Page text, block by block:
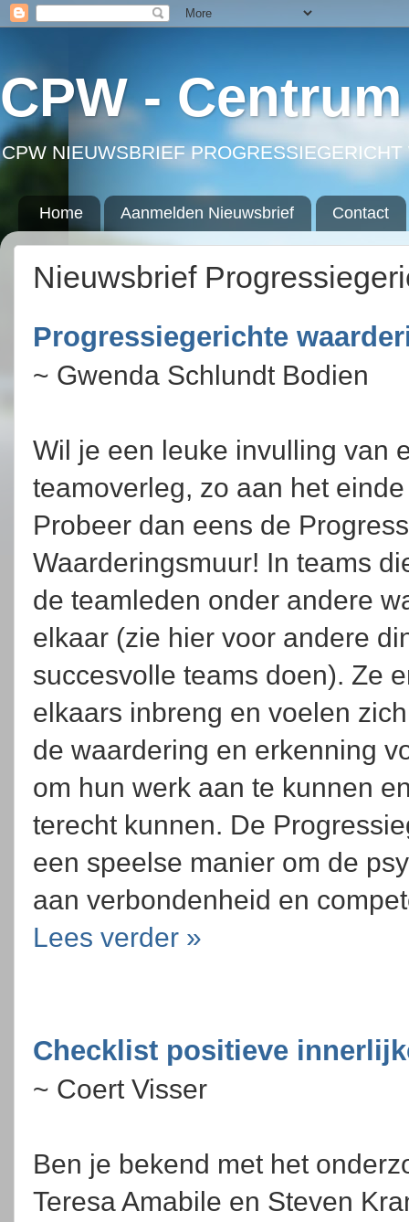
CPW -
CPW NIEUWSBRIEF
Home Aanmelden Nieuwsbrief Contact
Nieuwsbrief
Progressiegerichte
~ Gwenda Schlundt Bodien
Wil je een leuke invulling van
teamoverleg, zo aan het
Probeer dan eens de
Waarderingsmuur! In teams
de teamleden onder andere
elkaar (zie hier voor andere
succesvolle teams doen). Ze
elkaars inbreng en voelen
de waardering en erkenning
om hun werk aan te kunnen
terecht kunnen. De
een speelse manier om de
aan verbondenheid en
Lees verder »
Checklist positieve
~ Coert Visser
Ben je bekend met het
Teresa Amabile en Steven